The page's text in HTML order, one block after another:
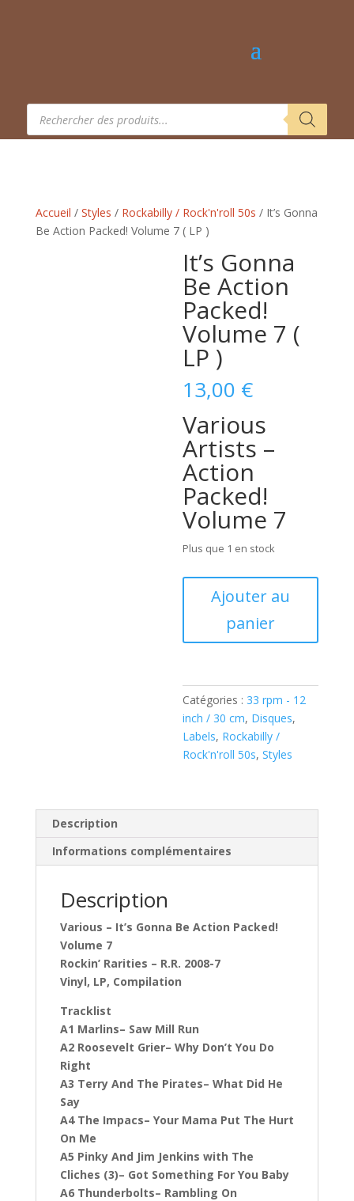
Recherche
produits
Accueil / Styles / Rockabilly / Rock'n'roll 50s / It’s Gonna
Be Action Packed! Volume 7 ( LP )
It’s Gonna
Be Action
Packed!
Volume 7 (
LP )
13,00 €
Various
Artists –
Action
Packed!
Volume 7
Plus que 1 en stock
Gonna
Packed!
Volume
7
(
Ajouter au
panier
Catégories : 33 rpm - 12
inch / 30 cm, Disques,
Labels, Rockabilly /
Rock'n'roll 50s,Styles
Description
Informations complémentaires
Description
Various – It’s Gonna Be Action Packed!
Volume 7
Rockin’ Rarities – R.R. 2008-7
Vinyl, LP, Compilation
Tracklist
A1 Marlins– Saw Mill Run
A2 Roosevelt Grier– Why Don’t You Do
Right
A3 Terry And The Pirates– What Did He
Say
A4 The Impacs– Your Mama Put The Hurt
On Me
A5 Pinky And Jim Jenkins with The
Cliches (3)– Got Something For You Baby
A6 Thunderbolts– Rambling On